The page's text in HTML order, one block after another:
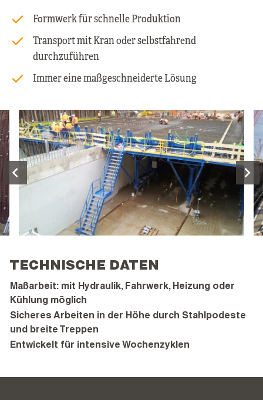
Formwerk für schnelle Produktion
Transport mit Kran oder selbstfahrend
durchzuführen
Immer eine maßgeschneiderte Lösung
TECHNISCHE DATEN
Maßarbeit: mit Hydraulik, Fahrwerk, Heizung oder
Kühlung möglich
Sicheres Arbeiten in der Höhe durch Stahlpodeste
und breite Treppen
Entwickelt für intensive Wochenzyklen